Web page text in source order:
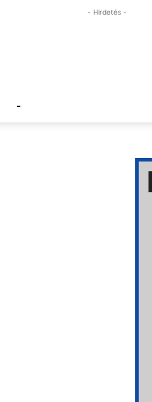
- Hirdetés -
–